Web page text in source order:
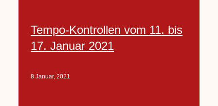
Tempo-Kontrollen vom 11. bis
17. Januar 2021
8 Januar, 2021